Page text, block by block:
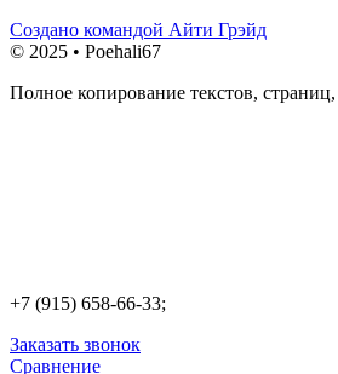
Создано командой Айти Грэйд
© 2025 • Poehali67
Полное копирование текстов,
+7 (915) 658-66-33;
Заказать звонок
Сравнение